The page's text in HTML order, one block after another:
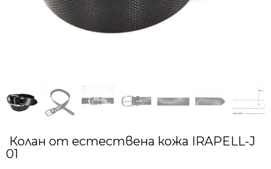
Колан от естествена кожа IRAPELL-J
01